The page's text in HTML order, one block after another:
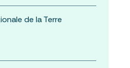
de la Terre